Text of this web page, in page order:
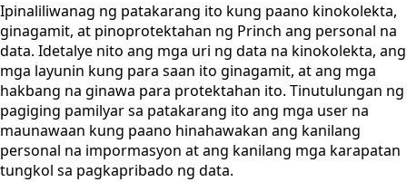
Ipinaliliwanag ng patakarang ito kung paano kinokolekta,
ginagamit, at pinoprotektahan ng Princh ang personal na
data. Idetalye nito ang mga uri ng data na kinokolekta, ang
mga layunin kung para saan ito ginagamit, at ang mga
hakbang na ginawa para protektahan ito. Tinutulungan ng
pagiging pamilyar sa patakarang ito ang mga user na
maunawaan kung paano hinahawakan ang kanilang
personal na impormasyon at ang kanilang mga karapatan
tungkol sa pagkapribado ng data.